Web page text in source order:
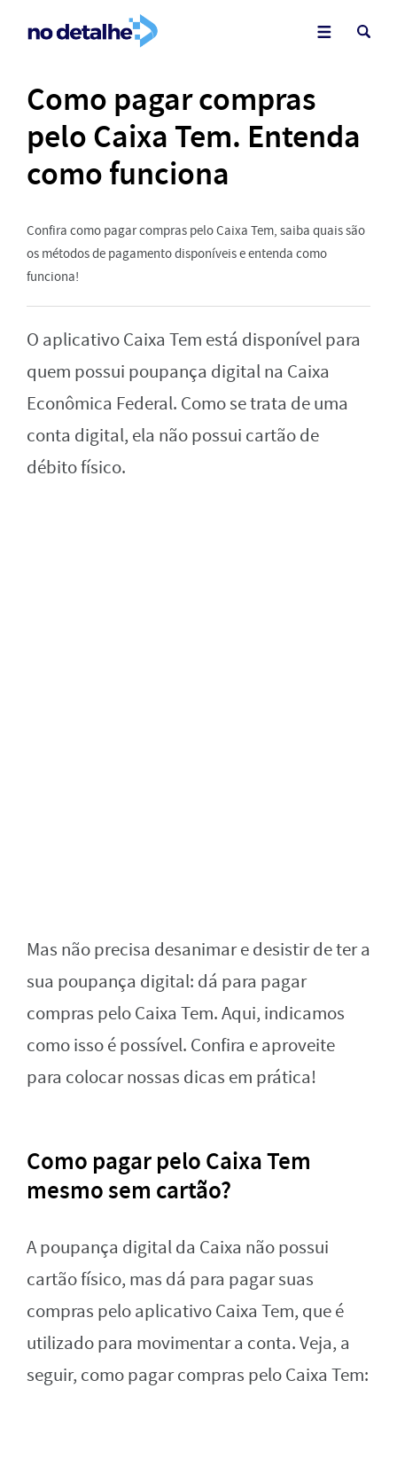
Como pagar compras
pelo Caixa Tem. Entenda
como funciona
Confira como pagar compras pelo Caixa Tem, saiba quais são
os métodos de pagamento disponíveis e entenda como
funciona!
O aplicativo Caixa Tem está disponível para
quem possui poupança digital na Caixa
Econômica Federal. Como se trata de uma
conta digital, ela não possui cartão de
débito físico.
Mas não precisa desanimar e desistir de ter a
sua poupança digital: dá para pagar
compras pelo Caixa Tem. Aqui, indicamos
como isso é possível. Confira e aproveite
para colocar nossas dicas em prática!
Como pagar pelo Caixa Tem
mesmo sem cartão?
A poupança digital da Caixa não possui
cartão físico, mas dá para pagar suas
compras pelo aplicativo Caixa Tem, que é
utilizado para movimentar a conta. Veja, a
seguir, como pagar compras pelo Caixa Tem: